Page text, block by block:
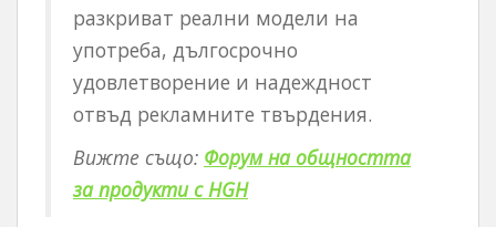
разкриват реални модели на
употреба, дългосрочно
удовлетворение и надеждност
отвъд рекламните твърдения.
Вижте също: Форум на общността
за продукти с HGH